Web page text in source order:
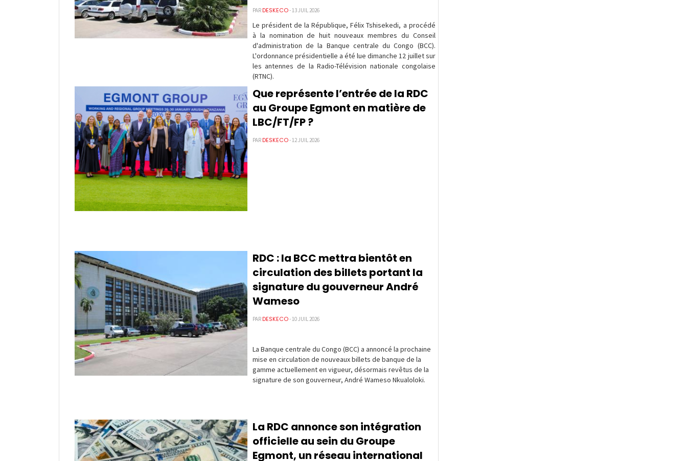
PAR DESKECO- 13 JUIL 2026
Le président de la République, Félix Tshisekedi, a procédé
à la nomination de huit nouveaux membres du Conseil
d'administration de la Banque centrale du Congo (BCC).
L'ordonnance présidentielle a été lue dimanche 12 juillet sur
les antennes de la Radio-Télévision nationale congolaise
(RTNC).
Que représente l’entrée de la RDC
au Groupe Egmont en matière de
LBC/FT/FP ?
PAR DESKECO- 12 JUIL 2026
RDC : la BCC mettra bientôt en
circulation des billets portant la
signature du gouverneur André
Wameso
PAR DESKECO- 10 JUIL 2026
La Banque centrale du Congo (BCC) a annoncé la prochaine
mise en circulation de nouveaux billets de banque de la
gamme actuellement en vigueur, désormais revêtus de la
signature de son gouverneur, André Wameso Nkualoloki.
La RDC annonce son intégration
officielle au sein du Groupe
Egmont, un réseau international